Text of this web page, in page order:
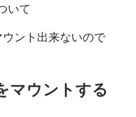
いて
ント出来ないので
マウントする